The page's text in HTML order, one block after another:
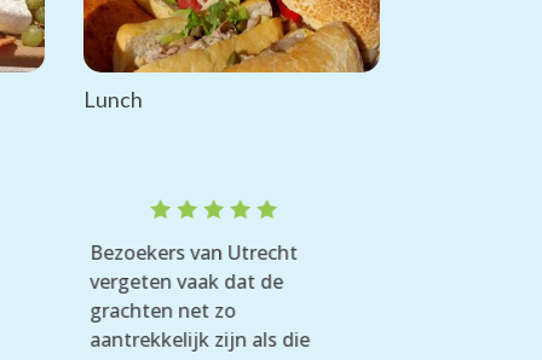
Lunch
5out
of 5
Bezoekers van Utrecht
vergeten vaak dat de
grachten net zo
aantrekkelijk zijn als die